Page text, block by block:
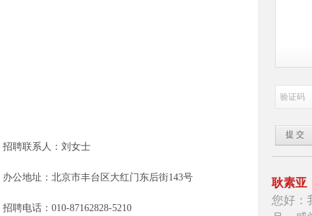
招聘联系人：刘女士
办公地址：北京市丰台区大红门东后街143号
招聘电话：010-87162828-5210
耿素亚
您好：